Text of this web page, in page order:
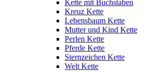
Kette mit Buchstaben
Kreuz Kette
Lebensbaum Kette
Mutter und Kind Kette
Perlen Kette
Pferde Kette
Sternzeichen Kette
Welt Kette